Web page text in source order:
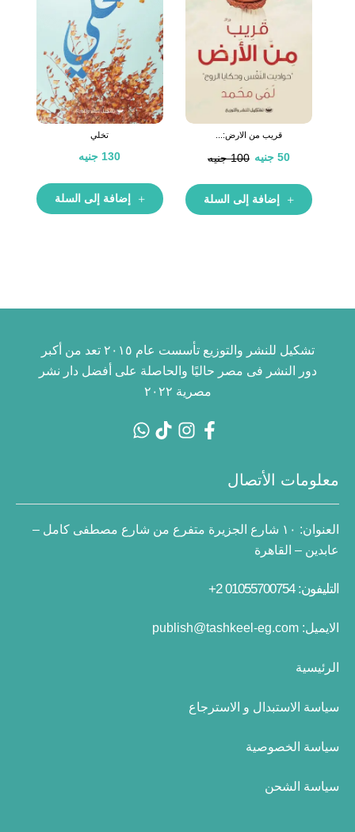
قريب من الارض:...
100 جنيه 50 جنيه
إضافة إلى السلة
تخلي
130 جنيه
إضافة إلى السلة
تشكيل للنشر والتوزيع تأسست عام ٢٠١٥ تعد من أكبر
دور النشر فى مصر حاليًا والحاصلة على أفضل دار نشر
مصرية ٢٠٢٢
معلومات الأتصال
العنوان:
١٠ شارع الجزيرة متفرع من شارع مصطفى كامل –
عابدين – القاهرة
التليفون: 01055700754 2+
الايميل: publish@tashkeel-eg.com
الرئيسية
سياسة الاستبدال و الاسترجاع
سياسة الخصوصية
سياسة الشحن